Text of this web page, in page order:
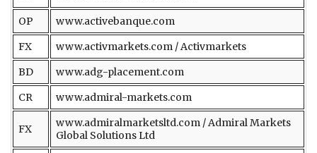
OP
www.activebanque.com
FX
www.activmarkets.com / Activmarkets
BD
www.adg-placement.com
CR
www.admiral-markets.com
FX
www.admiralmarketsltd.com / Admiral Markets
Global Solutions Ltd